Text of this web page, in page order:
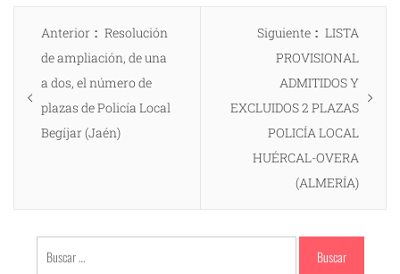
Navegación
entradas
Anterior
Entrada
anterior:
Resolución
de ampliación, de una
a dos, el número de
plazas de Policía Local
Begíjar (Jaén)
Siguiente
Entrada
siguiente:
LISTA
PROVISIONAL
ADMITIDOS Y
EXCLUIDOS 2 PLAZAS
POLICÍA LOCAL
HUÉRCAL-OVERA
(ALMERÍA)
Buscar: